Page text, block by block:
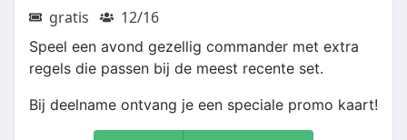
gratis 12/16
Speel een avond gezellig commander met extra
regels die passen bij de meest recente set.
Bij deelname ontvang je een speciale promo kaart!